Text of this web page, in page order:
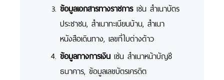
ข้อมูลเอกสารทางราชการเช่น สำเนาบัตร
ประชาชน, สำเนาทะเบียนบ้าน, สำเนา
หนังสือเดินทาง, เลขที่ใบต่างด้าว
ข้อมูลทางการเงิน เช่น สำเนาหน้าบัญชี
ธนาคาร, ข้อมูลเลขบัตรเครดิต